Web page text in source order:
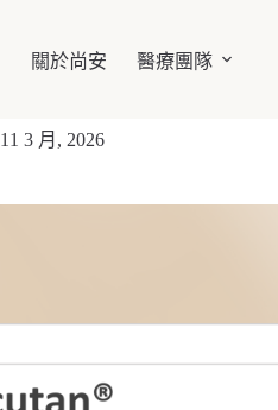
關於尚安 醫療團隊
11 3 月, 2026